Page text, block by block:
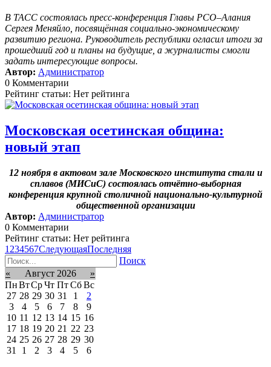
В ТАСС состоялась пресс-конференция Главы РСО–Алания
Сергея Меняйло, посвящённая социально-экономическому
развитию региона. Руководитель республики огласил итоги за
прошедший год и планы на будущие, а журналисты смогли
задать интересующие вопросы.
Автор: Администратор
0 Комментарии
Рейтинг статьи: Нет рейтинга
Московская осетинская община:
новый этап
12 ноября в актовом зале Московского института стали и
сплавов (МИСиС) состоялась отчётно-выборная
конференция крупной столичной национально-культурной
общественной организации
Автор: Администратор
0 Комментарии
Рейтинг статьи: Нет рейтинга
1 234567СледующаяПоследняя
Поиск
«
Август 2026
»
ПнВтСрЧт Пт Сб Вс
27 28 29 30 31 1
2
3
4 5 6 7 8
9
10 11 12 13 14 15 16
17 18 19 20 21 22 23
24 25 26 27 28 29 30
31
1 2 3 4 5 6